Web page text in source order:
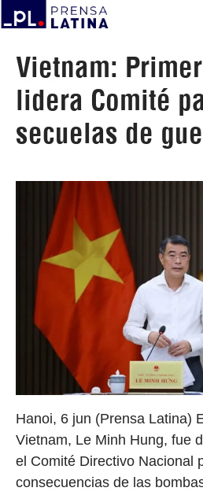
Vietnam:
lidera Comité
secuelas de
Hanoi, 6 jun (Prensa Latina)
Vietnam, Le Minh Hung, fue
el Comité Directivo Nacional
consecuencias de las